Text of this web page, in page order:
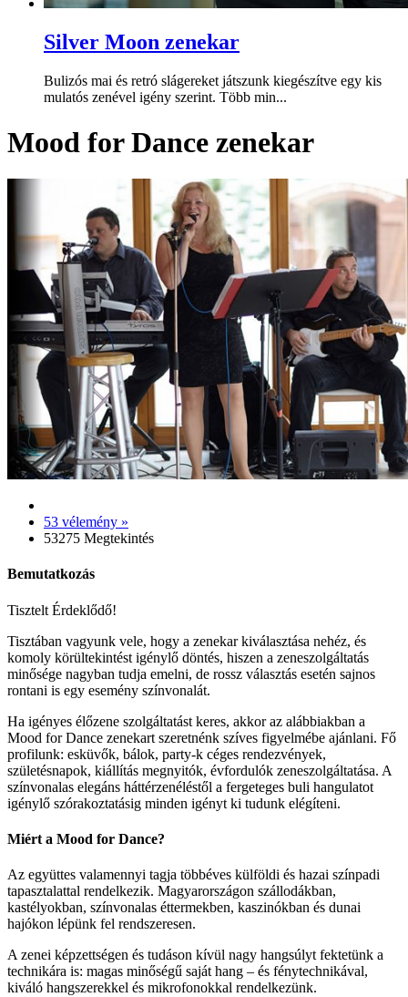
Silver Moon zenekar
Bulizós mai és retró slágereket játszunk kiegészítve egy kis
mulatós zenével igény szerint. Több min...
Mood for Dance zenekar
53 vélemény »
53275 Megtekintés
Bemutatkozás
Tisztelt Érdeklődő!
Tisztában vagyunk vele, hogy a zenekar kiválasztása nehéz, és
komoly körültekintést igénylő döntés, hiszen a zeneszolgáltatás
minősége nagyban tudja emelni, de rossz választás esetén sajnos
rontani is egy esemény színvonalát.
Ha igényes élőzene szolgáltatást keres, akkor az alábbiakban a
Mood for Dance zenekart szeretnénk szíves figyelmébe ajánlani. Fő
profilunk: esküvők, bálok, party-k céges rendezvények,
születésnapok, kiállítás megnyitók, évfordulók zeneszolgáltatása. A
színvonalas elegáns háttérzenéléstől a fergeteges buli hangulatot
igénylő szórakoztatásig minden igényt ki tudunk elégíteni.
Miért a Mood for Dance?
Az együttes valamennyi tagja többéves külföldi és hazai színpadi
tapasztalattal rendelkezik. Magyarországon szállodákban,
kastélyokban, színvonalas éttermekben, kaszinókban és dunai
hajókon lépünk fel rendszeresen.
A zenei képzettségen és tudáson kívül nagy hangsúlyt fektetünk a
technikára is: magas minőségű saját hang – és fénytechnikával,
kiváló hangszerekkel és mikrofonokkal rendelkezünk.